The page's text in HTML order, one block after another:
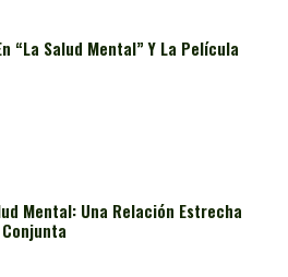
“La Salud Mental” Y La Película
Mental: Una Relación Estrecha